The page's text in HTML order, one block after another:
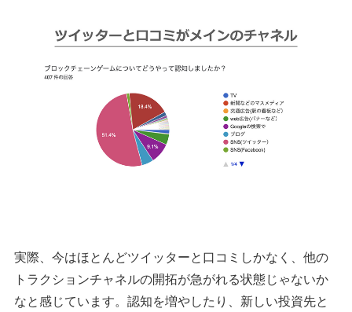
実際、今はほとんどツイッターと口コミしかなく、他の
トラクションチャネルの開拓が急がれる状態じゃないか
なと感じています。認知を増やしたり、新しい投資先と